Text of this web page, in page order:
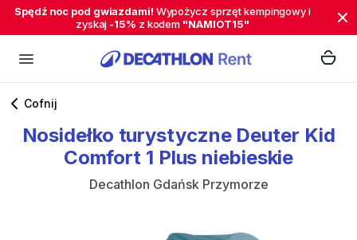
Spędź noc pod gwiazdami! Wypożycz sprzęt kempingowy i
zyskaj -15% z kodem "NAMIOT15"
Cofnij
Nosidełko turystyczne Deuter Kid
Comfort 1 Plus niebieskie
Decathlon Gdańsk Przymorze